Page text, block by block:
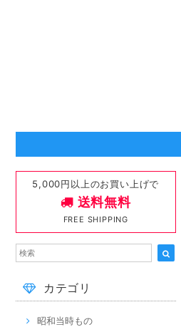
5,000円以上のお買い上げで
送料無料
FREE SHIPPING
カテゴリ
昭和当時もの